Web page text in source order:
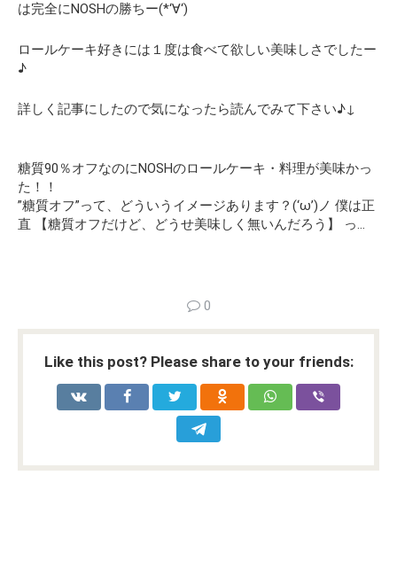
は完全にNOSHの勝ちー(*‘∀‘)
ロールケーキ好きには１度は食べて欲しい美味しさでしたー
♪
詳しく記事にしたので気になったら読んでみて下さい♪↓
糖質90％オフなのにNOSHのロールケーキ・料理が美味かっ
た！！
”糖質オフ”って、どういうイメージあります？(‘ω’)ノ 僕は正
直 【糖質オフだけど、どうせ美味しく無いんだろう】 っ…
0
Like this post? Please share to your friends: